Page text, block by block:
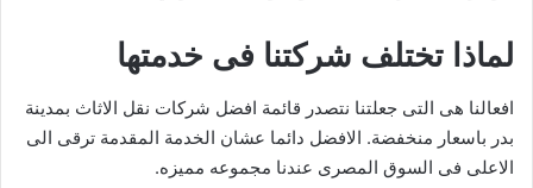
لماذا تختلف شركتنا فى خدمتها
افعالنا هى التى جعلتنا نتصدر قائمة افضل شركات نقل الاثاث بمدينة
بدر باسعار منخفضة. الافضل دائما عشان الخدمة المقدمة ترقى الى
الاعلى فى السوق المصرى عندنا مجموعه مميزه.